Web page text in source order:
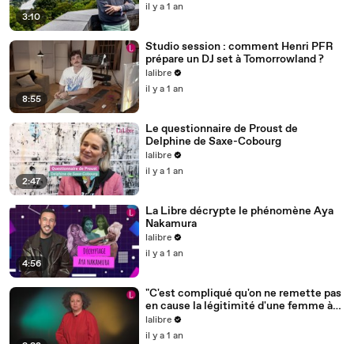
3:10
il y a 1 an
8:55
Studio session : comment Henri PFR
prépare un DJ set à Tomorrowland ?
lalibre
il y a 1 an
2:47
Le questionnaire de Proust de
Delphine de Saxe-Cobourg
lalibre
il y a 1 an
4:56
La Libre décrypte le phénomène Aya
Nakamura
lalibre
il y a 1 an
"C'est compliqué qu'on ne remette pas
en cause la légitimité d'une femme à
un poste de direction"
lalibre
il y a 1 an